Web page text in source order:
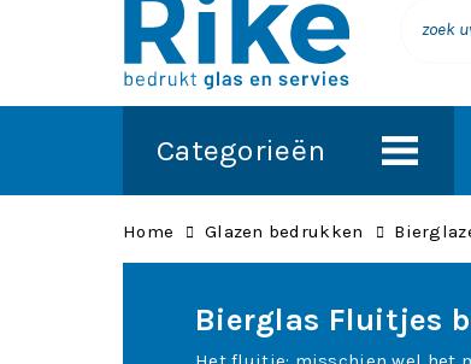
Categorieën
Home Glazen bedrukken
Bierglas Fluitjes